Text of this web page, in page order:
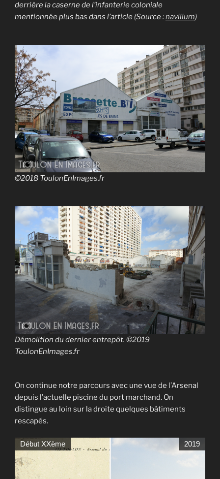
derrière la caserne de l’infanterie coloniale
mentionnée plus bas dans l’article (Source :navilium)
©2018 ToulonEnImages.fr
Démolition du dernier entrepôt. ©2019
ToulonEnImages.fr
On continue notre parcours avec une vue de l’Arsenal
depuis l’actuelle piscine du port marchand. On
distingue au loin sur la droite quelques bâtiments
rescapés.
Début XXème 2019